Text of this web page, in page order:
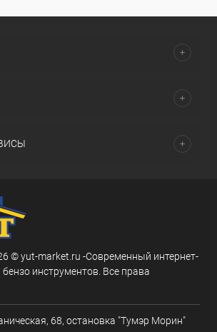
© yut-market.ru -Современный интернет-
бензо инструментов. Все права
68, остановка "Тумэр Морин"